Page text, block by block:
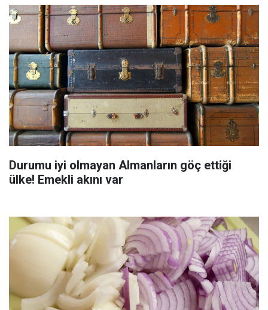
Durumu iyi olmayan Almanların göç ettiği
ülke! Emekli akını var